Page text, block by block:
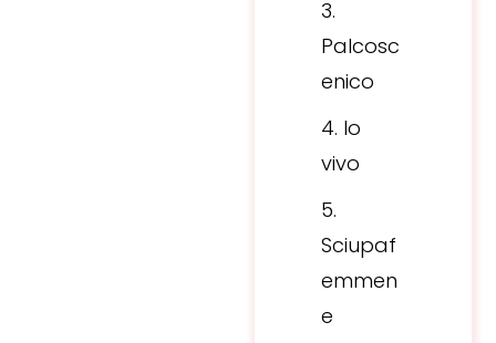
Palcosc
enico
Io
vivo
Sciupaf
emmen
e